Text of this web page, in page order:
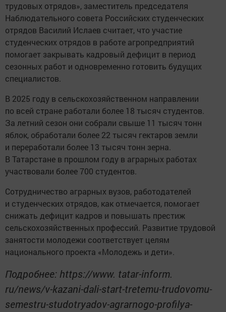
трудовых отрядов», заместитель председателя
Наблюдательного совета Российских студенческих
отрядов Василий Ислаев считает, что участие
студенческих отрядов в работе агропредприятий
помогает закрывать кадровый дефицит в период
сезонных работ и одновременно готовить будущих
специалистов.
В 2025 году в сельскохозяйственном направлении
по всей стране работали более 18 тысяч студентов.
За летний сезон они собрали свыше 11 тысяч тонн
яблок, обработали более 22 тысяч гектаров земли
и переработали более 13 тысяч тонн зерна.
В Татарстане в прошлом году в аграрных работах
участвовали более 700 студентов.
Сотрудничество аграрных вузов, работодателей
и студенческих отрядов, как отмечается, помогает
снижать дефицит кадров и повышать престиж
сельскохозяйственных профессий. Развитие трудовой
занятости молодежи соответствует целям
национального проекта «Молодежь и дети».
Подробнее: https://www. tatar-inform.
ru/news/v-kazani-dali-start-tretemu-trudovomu-
semestru-studotryadov-agrarnogo-profilya-